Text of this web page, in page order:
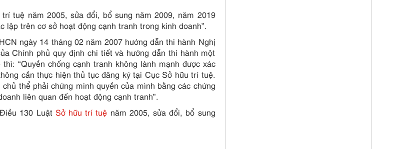
tuệ năm 2005, sửa đổi, bổ sung năm 2009, năm 2019
lập trên cơ sở hoạt động cạnh tranh trong kinh doanh”.
ngày 14 tháng 02 năm 2007 hướng dẫn thi hành Nghị
Chính phủ quy định chi tiết và hướng dẫn thi hành một
“Quyền chống cạnh tranh không lành mạnh được xác
cần thực hiện thủ tục đăng ký tại Cục Sở hữu trí tuệ.
thể phải chứng minh quyền của mình bằng các chứng
liên quan đến hoạt động cạnh tranh”.
130 Luật Sở hữu trí tuệ năm 2005, sửa đổi, bổ sung